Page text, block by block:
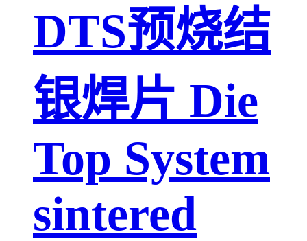
DTS预烧结
银焊片 Die
Top System
sintered